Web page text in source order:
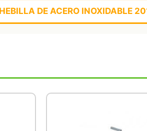
DE ACERO INOXIDABLE